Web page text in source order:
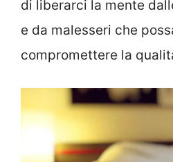
di liberarci la mente
e da malesseri che
compromettere la